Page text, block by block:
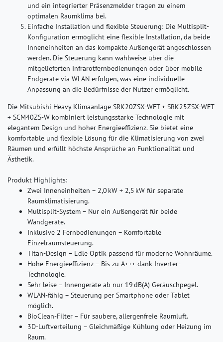
und ein integrierter Präsenzmelder tragen zu einem
optimalen Raumklima bei.
Einfache Installation und flexible Steuerung: Die Multisplit-
Konfiguration ermöglicht eine flexible Installation, da beide
Inneneinheiten an das kompakte Außengerät angeschlossen
werden. Die Steuerung kann wahlweise über die
mitgelieferten Infrarotfernbedienungen oder über mobile
Endgeräte via WLAN erfolgen, was eine individuelle
Anpassung an die Bedürfnisse der Nutzer ermöglicht.
Die Mitsubishi Heavy Klimaanlage SRK20ZSX-WFT + SRK25ZSX-WFT
+ SCM40ZS-W kombiniert leistungsstarke Technologie mit
elegantem Design und hoher Energieeffizienz. Sie bietet eine
komfortable und flexible Lösung für die Klimatisierung von zwei
Räumen und erfüllt höchste Ansprüche an Funktionalität und
Ästhetik.
Produkt Highlights:
Zwei Inneneinheiten – 2,0 kW + 2,5 kW für separate
Raumklimatisierung.
Multisplit-System – Nur ein Außengerät für beide
Wandgeräte.
Inklusive 2 Fernbedienungen – Komfortable
Einzelraumsteuerung.
Titan-Design – Edle Optik passend für moderne Wohnräume.
Hohe Energieeffizienz – Bis zu A+++ dank Inverter-
Technologie.
Sehr leise – Innengeräte ab nur 19 dB(A) Geräuschpegel.
WLAN-fähig – Steuerung per Smartphone oder Tablet
möglich.
BioClean-Filter – Für saubere, allergenfreie Raumluft.
3D-Luftverteilung – Gleichmäßige Kühlung oder Heizung im
Raum.